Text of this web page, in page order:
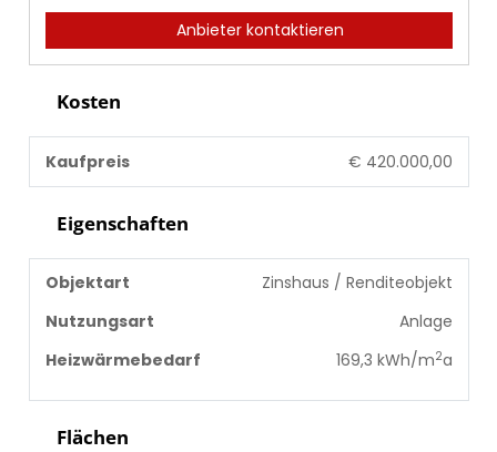
Anbieter kontaktieren
Kosten
Kaufpreis € 420.000,00
Eigenschaften
Objektart
Zinshaus / Renditeobjekt
Nutzungsart
Anlage
Heizwärmebedarf
169,3 kWh/m2a
Flächen